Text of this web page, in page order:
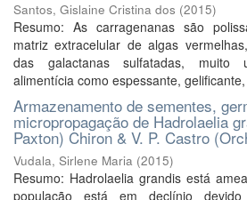
Santos, Gislaine Cristina dos (2015)
Resumo: As carragenanas são
matriz extracelular de algas
das galactanas sulfatadas, muito
alimentícia como espessante,
Armazenamento de sementes,
micropropagação de Hadrolaelia
Paxton) Chiron & V. P. Castro
Vudala, Sirlene Maria (2015)
Resumo: Hadrolaelia grandis está
população está em declínio